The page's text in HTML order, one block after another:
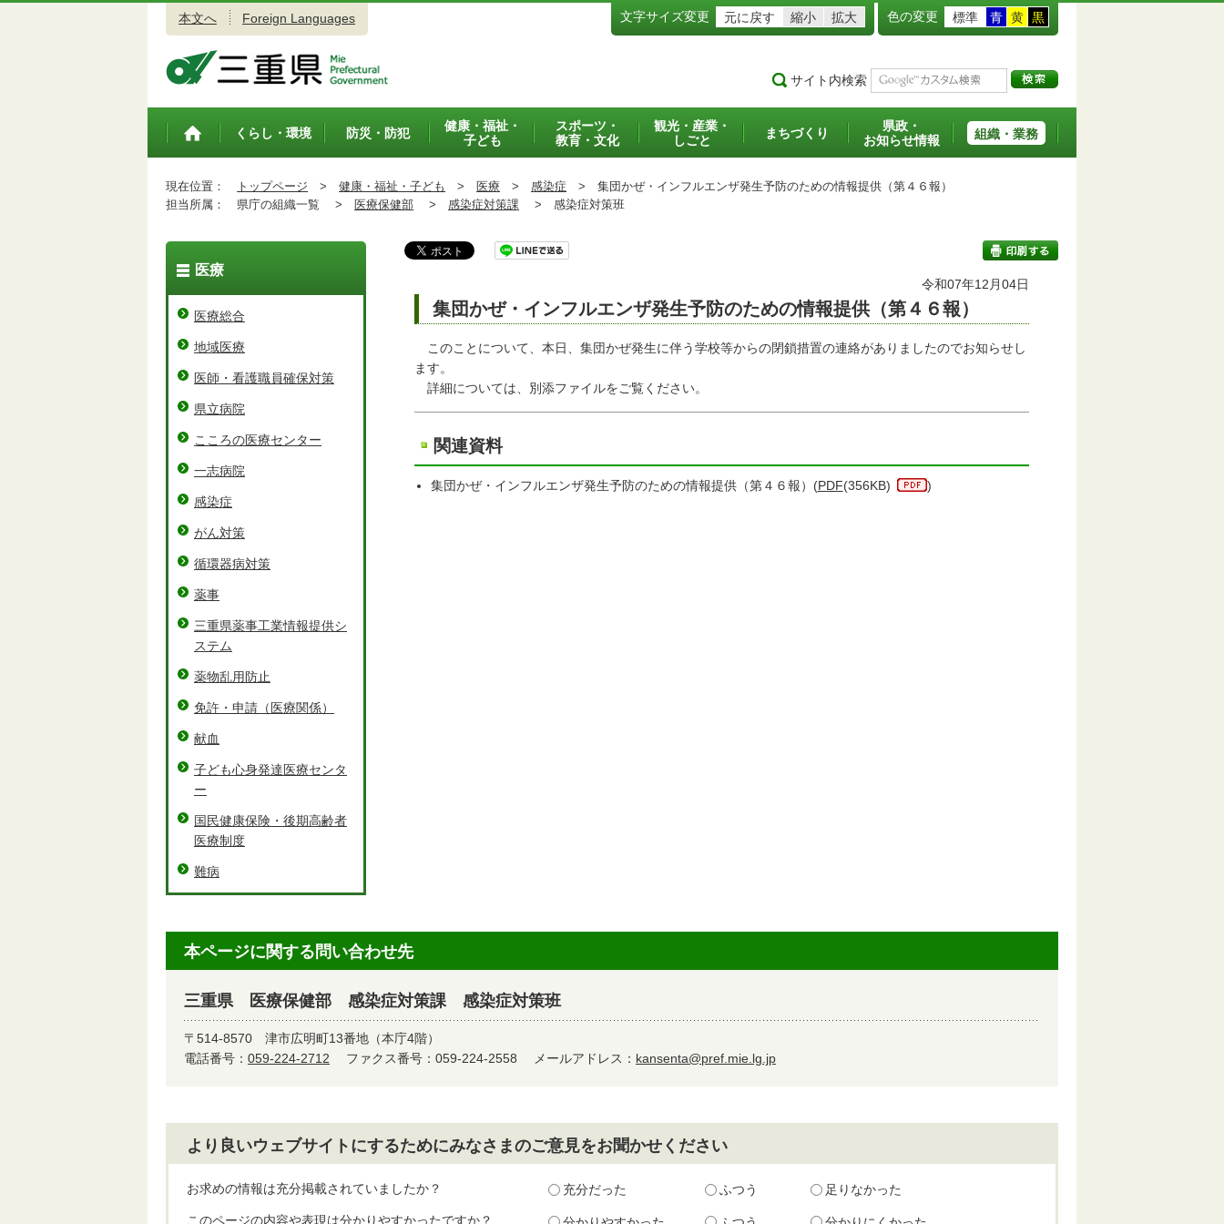
本文へ Foreign Languages 文字サイズ変更 元に戻す 縮小 拡大 色の変更 標準 青 黄 黒
サイト内検索
トップペ
くらし・環境 防災・防犯
健康・福祉・
子ども
スポーツ・
教育・文化
観光・産業・
しごと
まちづくり
県政・
お知らせ情報
組織・業務
現在位置： トップページ > 健康・福祉・子ども > 医療 > 感染症 > 集団かぜ・インフルエンザ発生予防のための情報提供（第４６報）
担当所属：
県庁の組織一覧 > 医療保健部 > 感染症対策課 > 感染症対策班
印刷する
令和07年12月04日
集団かぜ・インフルエンザ発生予防のための情報提供（第４６報）
このことについて、本日、集団かぜ発生に伴う学校等からの閉鎖措置の連絡がありましたのでお知らせし
ます。
詳細については、別添ファイルをご覧ください。
関連資料
集団かぜ・インフルエンザ発生予防のための情報提供（第４６報）(PDF(356KB) )
医療
医療総合
地域医療
医師・看護職員確保対策
県立病院
こころの医療センター
一志病院
感染症
がん対策
循環器病対策
薬事
三重県薬事工業情報提供シ
ステム
薬物乱用防止
免許・申請（医療関係）
献血
子ども心身発達医療センタ
ー
国民健康保険・後期高齢者
医療制度
難病
本ページに関する問い合わせ先
三重県 医療保健部 感染症対策課 感染症対策班
〒514-8570 津市広明町13番地（本庁4階）
電話番号： 059-224-2712 ファクス番号：059-224-2558 メールアドレス： kansenta@pref.mie.lg.jp
より良いウェブサイトにするためにみなさまのご意見をお聞かせください
お求めの情報は充分掲載されていましたか？ 充分だった ふつう 足りなかった
このページの内容や表現は分かりやすかったですか？